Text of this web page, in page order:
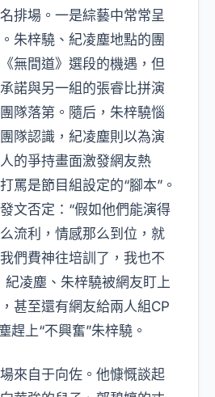
排場。一是綜藝中常常呈
朱梓驍、紀凌塵地點的團
無間道》選段的機遇，但
諾與另一組的張睿比拼演
隊落第。隨后，朱梓驍惱
隊認識，紀凌塵則以為演
的爭持畫面激發網友熱
罵是節目組設定的“腳本”。
文否定：“假如他們能演得
流利，情感那么到位，就
們費神往培訓了，我也不
紀凌塵、朱梓驍被網友盯上
甚至還有網友給兩人組CP
上“不興奮”朱梓驍。
來自于向佐。他慷慨談起